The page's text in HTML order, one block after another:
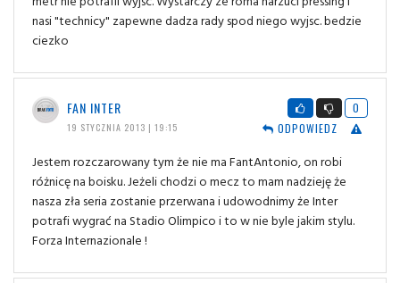
nasi "technicy" zapewne dadza rady spod niego wyjsc. bedzie
ciezko
FAN INTER
19 STYCZNIA 2013 | 19:15
0
ODPOWIEDZ
Jestem rozczarowany tym że nie ma FantAntonio, on robi
różnicę na boisku. Jeżeli chodzi o mecz to mam nadzieję że
nasza zła seria zostanie przerwana i udowodnimy że Inter
potrafi wygrać na Stadio Olimpico i to w nie byle jakim stylu.
Forza Internazionale !